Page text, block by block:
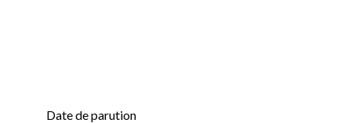
Date de parution